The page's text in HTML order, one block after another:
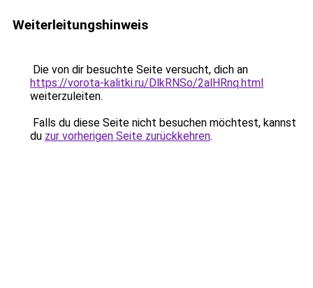
Weiterleitungshinweis
Die von dir besuchte Seite versucht, dich an
https://vorota-kalitki.ru/DlkRNSo/2alHRnq.html
weiterzuleiten.
Falls du diese Seite nicht besuchen möchtest, kannst
du zur vorherigen Seite zurückkehren.